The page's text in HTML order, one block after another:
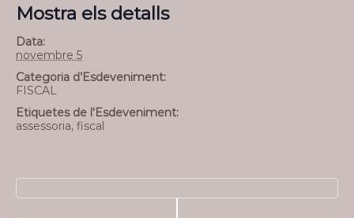
Mostra els detalls
Data:
novembre 5
Categoria d’Esdeveniment:
FISCAL
Etiquetes de l'Esdeveniment:
assessoria, fiscal